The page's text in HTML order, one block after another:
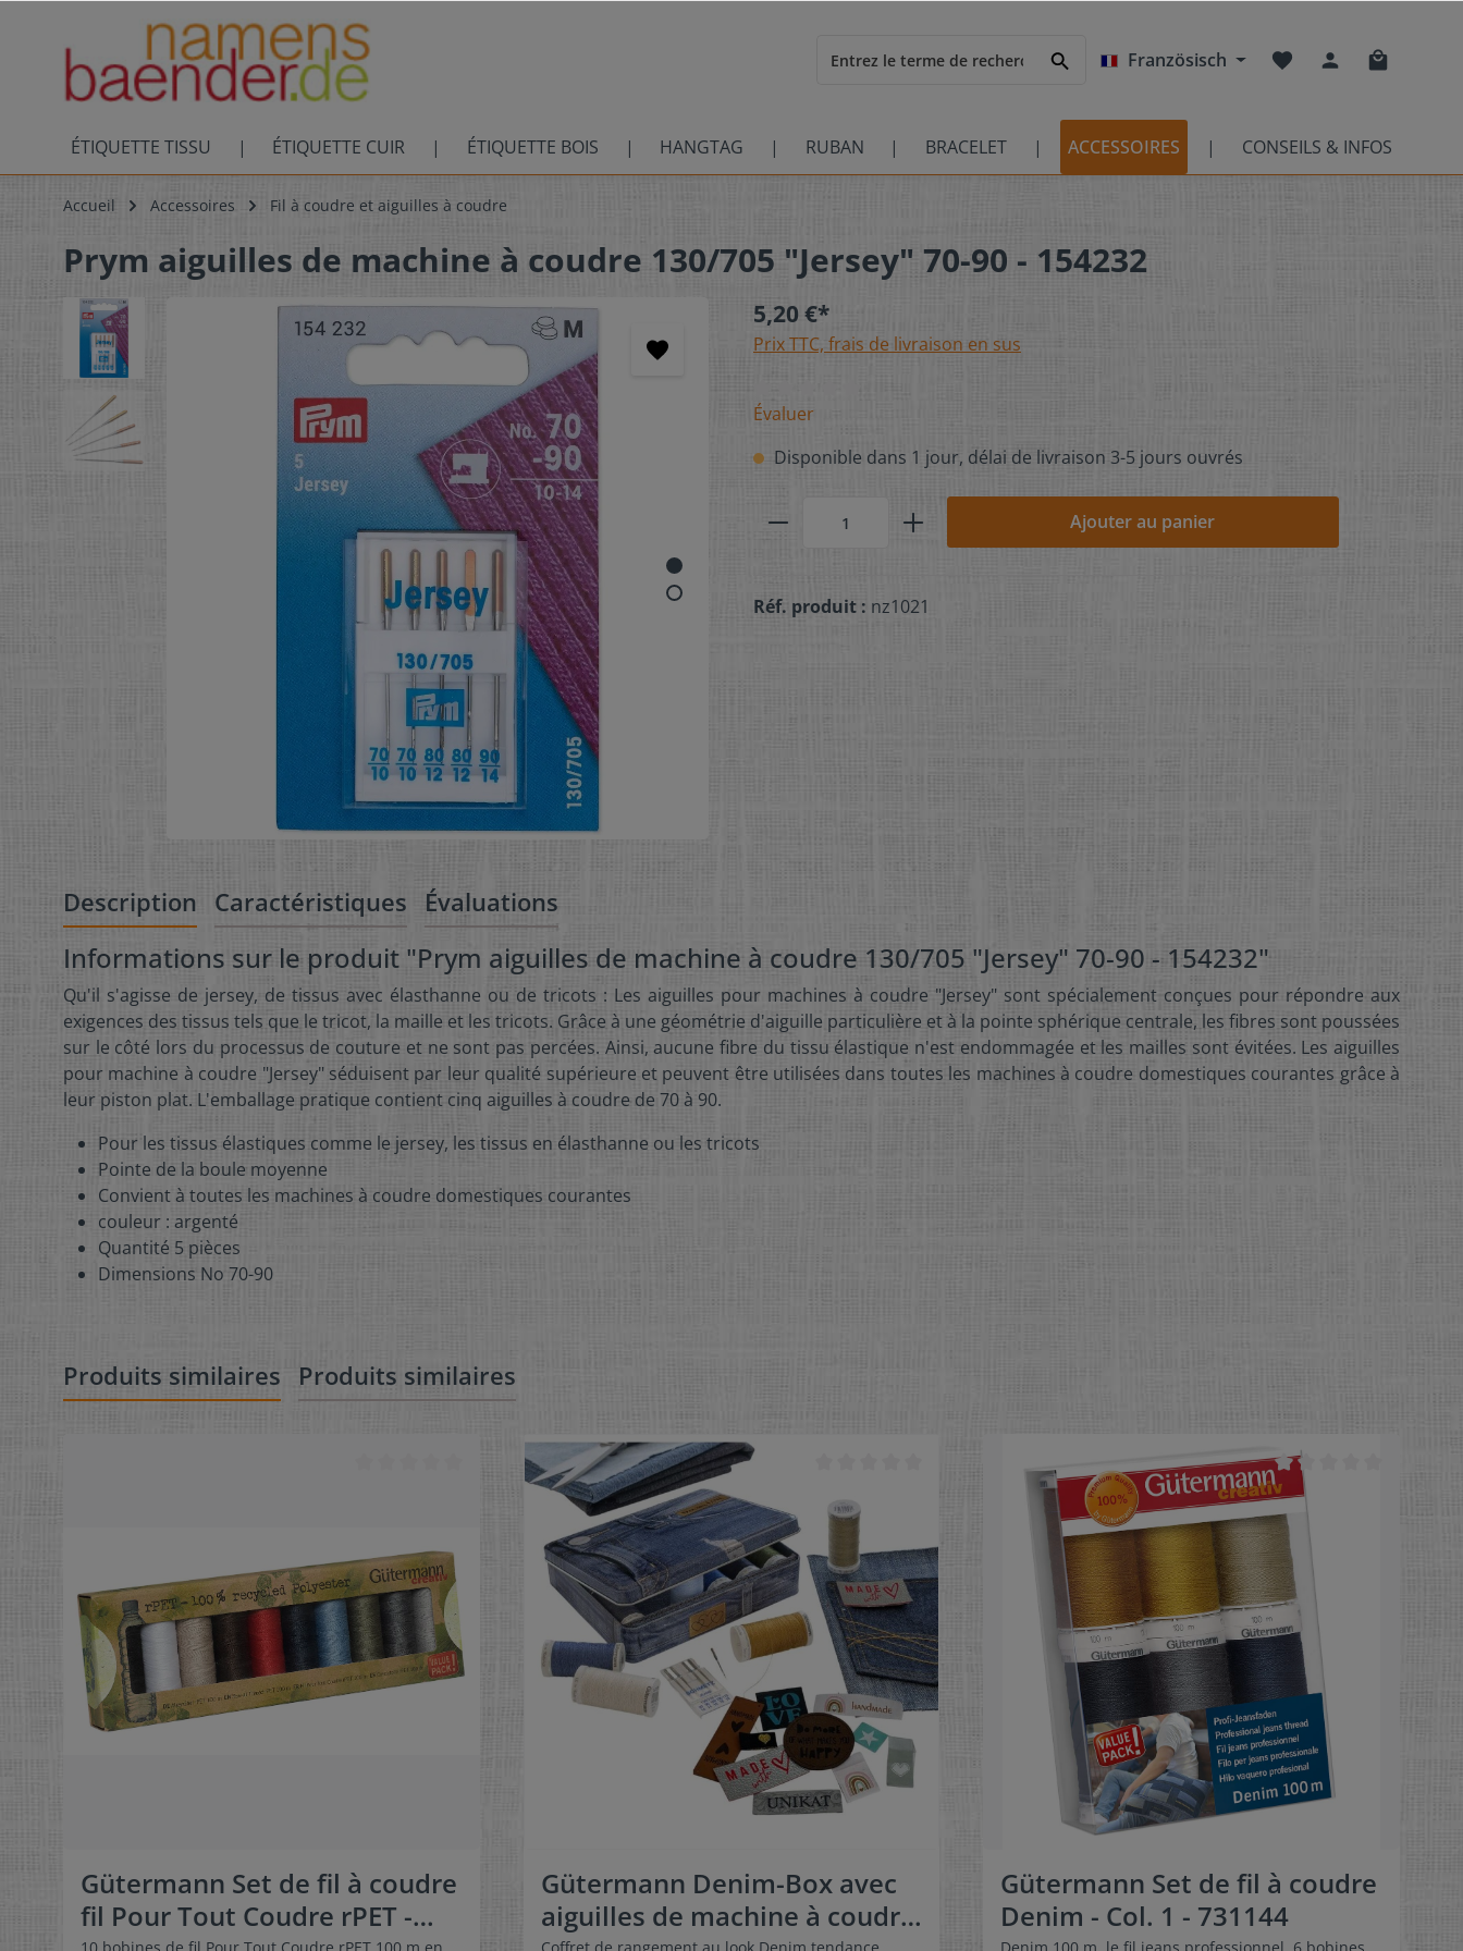
Französisch
ÉTIQUETTE TISSU ÉTIQUETTE CUIR ÉTIQUETTE BOIS HANGTAG RUBAN BRACELET ACCESSOIRES CONSEILS & INFOS
Accueil Accessoires Fil à coudre et aiguilles à coudre
Prym aiguilles de machine à coudre 130/705 "Jersey" 70-90 - 154232
5,20 €*
Prix TTC, frais de livraison en sus
Évaluer
Disponible dans 1 jour, délai de livraison 3-5 jours ouvrés
Ajouter au panier
Réf. produit : nz1021
Description Caractéristiques Évaluations
Informations sur le produit "Prym aiguilles de machine à coudre 130/705 "Jersey" 70-90 - 154232"
Qu'il s'agisse de jersey, de tissus avec élasthanne ou de tricots : Les aiguilles pour machines à coudre "Jersey" sont spécialement conçues pour répondre aux
exigences des tissus tels que le tricot, la maille et les tricots. Grâce à une géométrie d'aiguille particulière et à la pointe sphérique centrale, les fibres sont poussées
sur le côté lors du processus de couture et ne sont pas percées. Ainsi, aucune fibre du tissu élastique n'est endommagée et les mailles sont évitées. Les aiguilles
pour machine à coudre "Jersey" séduisent par leur qualité supérieure et peuvent être utilisées dans toutes les machines à coudre domestiques courantes grâce à
leur piston plat. L'emballage pratique contient cinq aiguilles à coudre de 70 à 90.
Pour les tissus élastiques comme le jersey, les tissus en élasthanne ou les tricots
Pointe de la boule moyenne
Convient à toutes les machines à coudre domestiques courantes
couleur : argenté
Quantité 5 pièces
Dimensions No 70-90
Produits similaires Produits similaires
Gütermann Set de fil à coudre
fil Pour Tout Coudre rPET -
Gütermann Denim-Box avec
aiguilles de machine à coudre
Gütermann Set de fil à coudre
Denim - Col. 1 - 731144